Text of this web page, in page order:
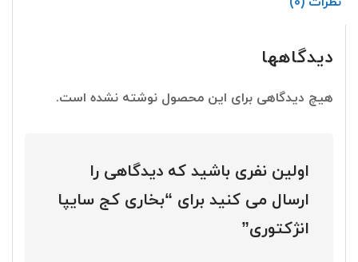
دیدگاهها
هیچ دیدگاهی برای این محصول نوشته نشده است.
اولین نفری باشید که دیدگاهی را
ارسال می کنید برای “بخاری کج سایپا
انژکتوری”